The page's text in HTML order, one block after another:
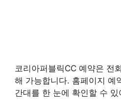
코리아퍼블릭CC 예약은 전
해 가능합니다. 홈페이지 예
간대를 한 눈에 확인할 수